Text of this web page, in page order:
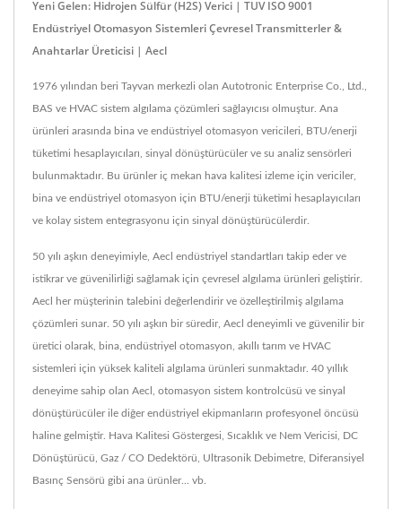
Yeni Gelen: Hidrojen Sülfür (H2S) Verici | TUV ISO 9001
Endüstriyel Otomasyon Sistemleri Çevresel Transmitterler &
Anahtarlar Üreticisi | Aecl
1976 yılından beri Tayvan merkezli olan Autotronic Enterprise Co., Ltd.,
BAS ve HVAC sistem algılama çözümleri sağlayıcısı olmuştur. Ana
ürünleri arasında bina ve endüstriyel otomasyon vericileri, BTU/enerji
tüketimi hesaplayıcıları, sinyal dönüştürücüler ve su analiz sensörleri
bulunmaktadır. Bu ürünler iç mekan hava kalitesi izleme için vericiler,
bina ve endüstriyel otomasyon için BTU/enerji tüketimi hesaplayıcıları
ve kolay sistem entegrasyonu için sinyal dönüştürücülerdir.
50 yılı aşkın deneyimiyle, Aecl endüstriyel standartları takip eder ve
istikrar ve güvenilirliği sağlamak için çevresel algılama ürünleri geliştirir.
Aecl her müşterinin talebini değerlendirir ve özelleştirilmiş algılama
çözümleri sunar. 50 yılı aşkın bir süredir, Aecl deneyimli ve güvenilir bir
üretici olarak, bina, endüstriyel otomasyon, akıllı tarım ve HVAC
sistemleri için yüksek kaliteli algılama ürünleri sunmaktadır. 40 yıllık
deneyime sahip olan Aecl, otomasyon sistem kontrolcüsü ve sinyal
dönüştürücüler ile diğer endüstriyel ekipmanların profesyonel öncüsü
haline gelmiştir. Hava Kalitesi Göstergesi, Sıcaklık ve Nem Vericisi, DC
Dönüştürücü, Gaz / CO Dedektörü, Ultrasonik Debimetre, Diferansiyel
Basınç Sensörü gibi ana ürünler... vb.